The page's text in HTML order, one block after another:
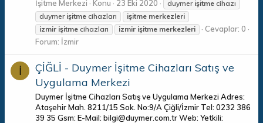
İşitme Merkezi
Konu 23 Eki 2020 duymer işitme cihazı
duymer işitme cihazları işitme merkezleri
izmir işitme cihazları izmir işitme merkezleri
Cevaplar: 0
Forum: İzmir
İ
ÇİĞLİ - Duymer İşitme Cihazları Satış ve
Uygulama Merkezi
Duymer İşitme Cihazları Satış ve Uygulama Merkezi Adres:
Ataşehir Mah. 8211/15 Sok. No:9/A Çiğli/İzmir Tel: 0232 386
39 35 Gsm: E-Mail: bilgi@duymer.com.tr Web: Yetkili: